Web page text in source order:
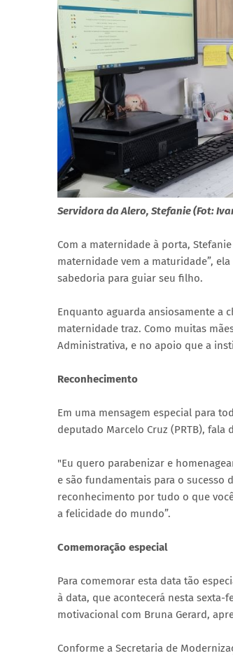
Servidora da Alero, Stefanie (Fot:
Com a maternidade à porta,
maternidade vem a maturidade”,
sabedoria para guiar seu filho.
Enquanto aguarda ansiosamente a
maternidade traz. Como muitas
Administrativa, e no apoio que a
Reconhecimento
Em uma mensagem especial para
deputado Marcelo Cruz (PRTB), fala
"Eu quero parabenizar e
e são fundamentais para o sucesso
reconhecimento por tudo o que
a felicidade do mundo”.
Comemoração especial
Para comemorar esta data tão
à data, que acontecerá nesta sexta-
motivacional com Bruna Gerard,
Conforme a Secretaria de